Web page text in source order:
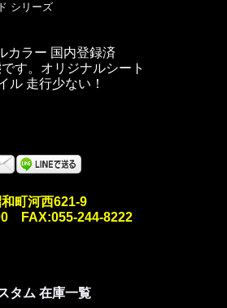
シリーズ
カラー 国内登録済
す。オリジナルシート
ル 走行少ない！
町河西621-9
FAX:055-244-8222
タム 在庫一覧